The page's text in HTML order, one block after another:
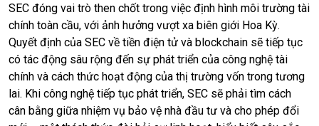
SEC đóng vai trò then chốt trong việc định hình môi trường tài
chính toàn cầu, với ảnh hưởng vượt xa biên giới Hoa Kỳ.
Quyết định của SEC về tiền điện tử và blockchain sẽ tiếp tục
có tác động sâu rộng đến sự phát triển của công nghệ tài
chính và cách thức hoạt động của thị trường vốn trong tương
lai. Khi công nghệ tiếp tục phát triển, SEC sẽ phải tìm cách
cân bằng giữa nhiệm vụ bảo vệ nhà đầu tư và cho phép đổi